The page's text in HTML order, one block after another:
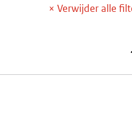
× Verwijder alle